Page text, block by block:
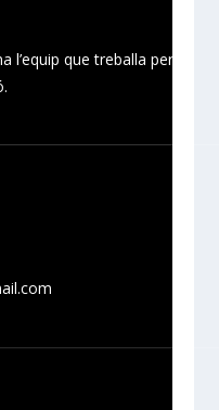
l’equip que treballa per